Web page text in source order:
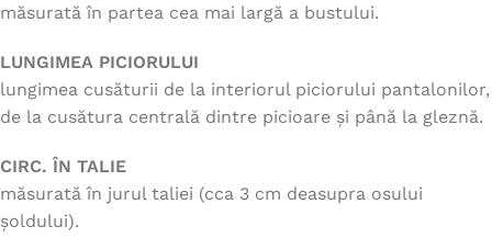
măsurată în partea cea mai largă a bustului.
LUNGIMEA PICIORULUI
lungimea cusăturii de la interiorul piciorului pantalonilor,
de la cusătura centrală dintre picioare și până la gleznă.
CIRC. ÎN TALIE
măsurată în jurul taliei (cca 3 cm deasupra osului
șoldului).